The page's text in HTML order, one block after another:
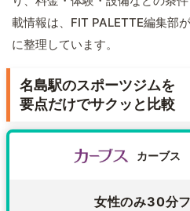
載情報は、FIT PALETTE編集部
に整理しています。
名島駅のスポーツジムを
要点だけでサクッと比較
カーブス
女性のみ30分